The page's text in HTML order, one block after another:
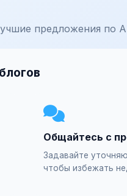
предложения по
Общайтесь с
Задавайте
чтобы избежать